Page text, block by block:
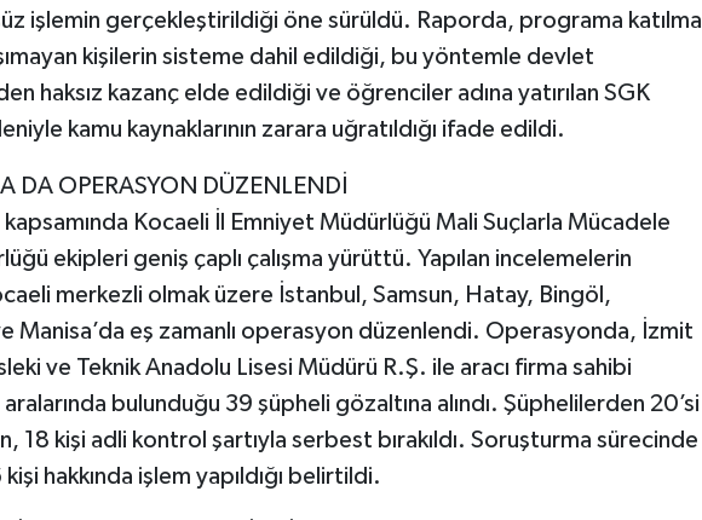
işlemin gerçekleştirildiği öne sürüldü. Raporda, programa katılma
kişilerin sisteme dahil edildiği, bu yöntemle devlet
haksız kazanç elde edildiği ve öğrenciler adına yatırılan SGK
kamu kaynaklarının zarara uğratıldığı ifade edildi.
DA OPERASYON DÜZENLENDİ
Kocaeli İl Emniyet Müdürlüğü Mali Suçlarla Mücadele
ekipleri geniş çaplı çalışma yürüttü. Yapılan incelemelerin
merkezli olmak üzere İstanbul, Samsun, Hatay, Bingöl,
Manisa’da eş zamanlı operasyon düzenlendi. Operasyonda, İzmit
ve Teknik Anadolu Lisesi Müdürü R.Ş. ile aracı firma sahibi
aralarında bulunduğu 39 şüpheli gözaltına alındı. Şüphelilerden 20’si
18 kişi adli kontrol şartıyla serbest bırakıldı. Soruşturma sürecinde
hakkında işlem yapıldığı belirtildi.